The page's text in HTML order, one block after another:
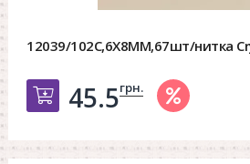
12039/102C,6X8MM,67шт/нитка
Добавить в корзину
45.5грн.